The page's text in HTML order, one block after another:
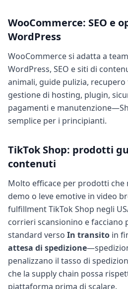
WooCommerce: SEO e
WordPress
WooCommerce si adatta a
WordPress, SEO e siti di
animali, guide pulizia, recupero
gestione di hosting, plugin,
pagamenti e
semplice per i principianti.
TikTok Shop: prodotti
contenuti
Molto efficace per prodotti
demo o leve emotive in video
fulfillment TikTok Shop negli
corrieri scansionino e
standard verso In transito in
attesa di spedizione
penalizzano il tasso di
che la supply chain possa
piattaforma prima di scalare.